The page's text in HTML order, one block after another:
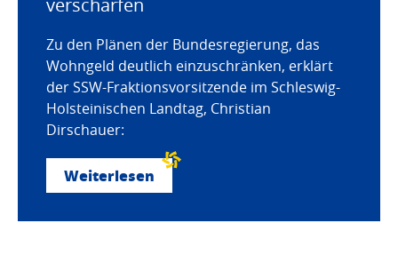
verschärfen
Zu den Plänen der Bundesregierung, das
Wohngeld deutlich einzuschränken, erklärt
der SSW-Fraktionsvorsitzende im Schleswig-
Holsteinischen Landtag, Christian
Dirschauer:
Weiterlesen